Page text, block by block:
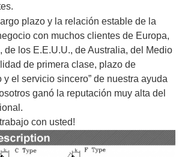
plazo y la relación estable de la
con muchos clientes de Europa,
de los E.E.U.U., de Australia, del Medio
de primera clase, plazo de
el servicio sincero” de nuestra ayuda
ganó la reputación muy alta del
con usted!